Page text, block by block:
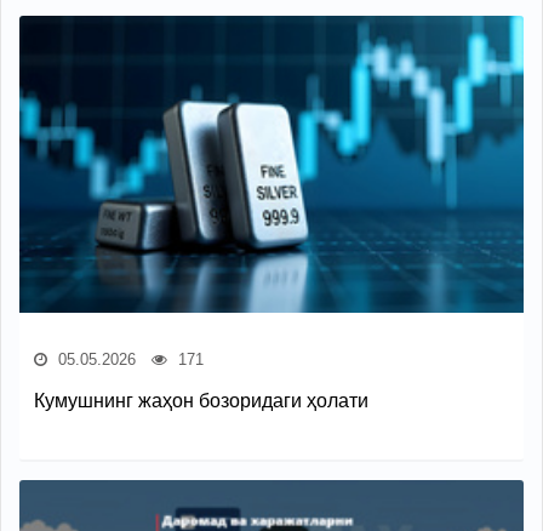
05.05.2026 171
Кумушнинг жаҳон бозоридаги ҳолати